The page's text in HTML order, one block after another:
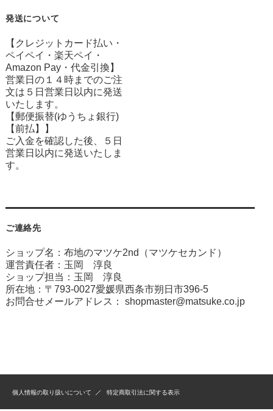
発送について
【クレジットカード払い・
ペイペイ・楽天ペイ・
Amazon Pay・ 代金引換】
営業日の１４時までのご注
文は５日営業日以内に発送
いたします。
【郵便振替(ゆうちょ銀行)
【前払】】
ご入金を確認した後、５日
営業日以内に発送いたしま
す。
ご連絡先
ショップ名：布地のマツケ2nd（マツケセカンド）
運営責任者：玉岡 淳良
ショップ担当：玉岡 淳良
所在地：〒793-0027愛媛県西条市朔日市396-5
お問合せメールアドレス： shopmaster@matsuke.co.jp
個人情報の取り扱いについて 特定商取引法に関する表示